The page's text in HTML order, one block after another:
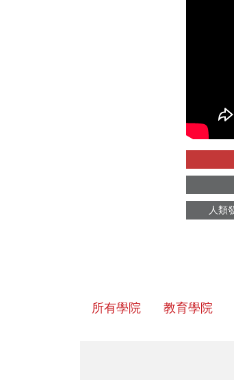
人類
所有學院 教育學院